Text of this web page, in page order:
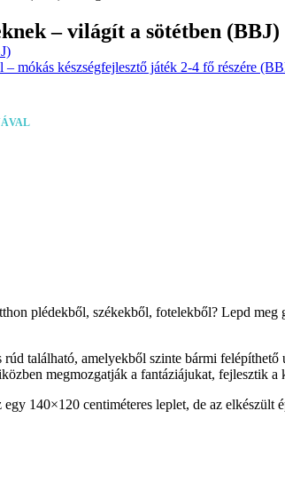
– világít a sötétben (BBJ)
– mókás készségfejlesztő játék 2-4 fő részére
plédekből, székekből, fotelekből? Lepd
rúd található, amelyekből szinte bármi
megmozgatják a fantáziájukat, fejlesztik
140×120 centiméteres leplet, de az